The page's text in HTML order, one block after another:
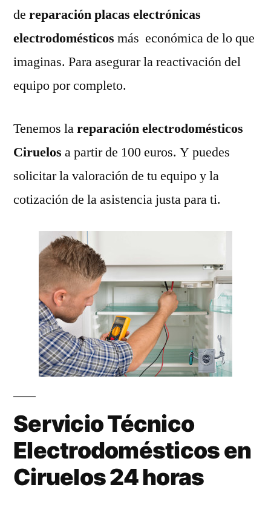
de reparación placas electrónicas
electrodomésticos más económica de lo que
imaginas. Para asegurar la reactivación del
equipo por completo.
Tenemos lareparación electrodomésticos
Ciruelos a partir de 100 euros. Y puedes
solicitar la valoración de tu equipo y la
cotización de la asistencia justa para ti.
Servicio Técnico
Electrodomésticos en
Ciruelos 24 horas